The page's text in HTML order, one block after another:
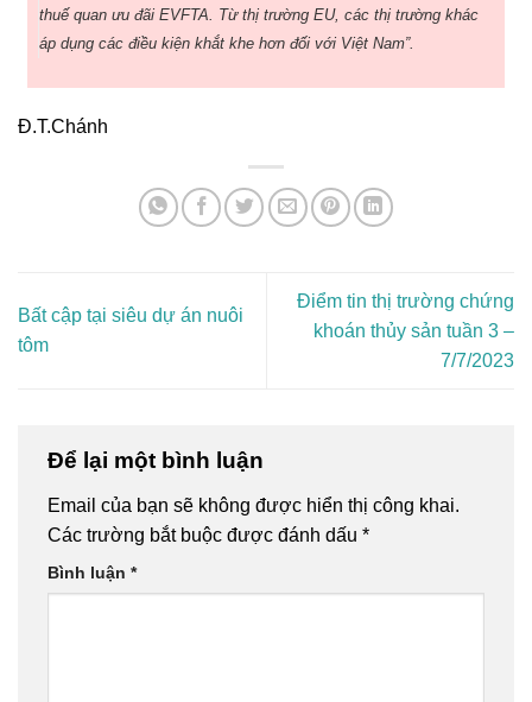
thuế quan ưu đãi EVFTA. Từ thị trường EU, các thị trường khác
áp dụng các điều kiện khắt khe hơn đối với Việt Nam”.
Đ.T.Chánh
Bất cập tại siêu dự án nuôi
tôm
Điểm tin thị trường chứng
khoán thủy sản tuần 3 –
7/7/2023
Để lại một bình luận
Email của bạn sẽ không được hiển thị công khai.
Các trường bắt buộc được đánh dấu *
Bình luận *